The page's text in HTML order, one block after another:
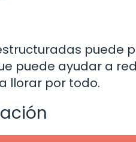
puede
puede ayudar a
llorar por todo.